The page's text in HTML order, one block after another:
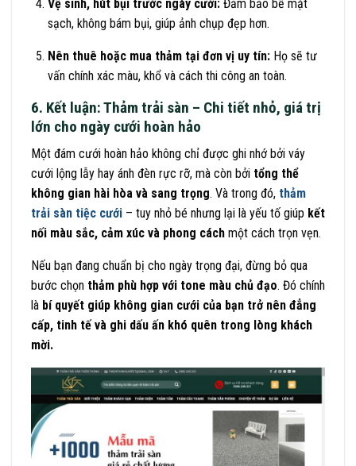
Vệ sinh, hút bụi trước ngày cưới:Đảm bảo bề mặt
sạch, không bám bụi, giúp ảnh chụp đẹp hơn.
Nên thuê hoặc mua thảm tại đơn vị uy tín:Họ sẽ tư
vấn chính xác màu, khổ và cách thi công an toàn.
6. Kết luận: Thảm trải sàn – Chi tiết nhỏ, giá trị
lớn cho ngày cưới hoàn hảo
Một đám cưới hoàn hảo không chỉ được ghi nhớ bởi váy
cưới lộng lẫy hay ánh đèn rực rỡ, mà còn bởi tổng thể
không gian hài hòa và sang trọng. Và trong đó, thảm
trải sàn tiệc cưới – tuy nhỏ bé nhưng lại là yếu tố giúp kết
nối màu sắc, cảm xúc và phong cách một cách trọn vẹn.
Nếu bạn đang chuẩn bị cho ngày trọng đại, đừng bỏ qua
bước chọn thảm phù hợp với tone màu chủ đạo. Đó chính
là bí quyết giúp không gian cưới của bạn trở nên đẳng
cấp, tinh tế và ghi dấu ấn khó quên trong lòng khách
mời.